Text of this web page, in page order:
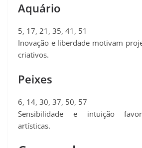
Aquário
5, 17, 21, 35, 41, 51
Inovação e liberdade motivam
criativos.
Peixes
6, 14, 30, 37, 50, 57
Sensibilidade e intuição
artísticas.